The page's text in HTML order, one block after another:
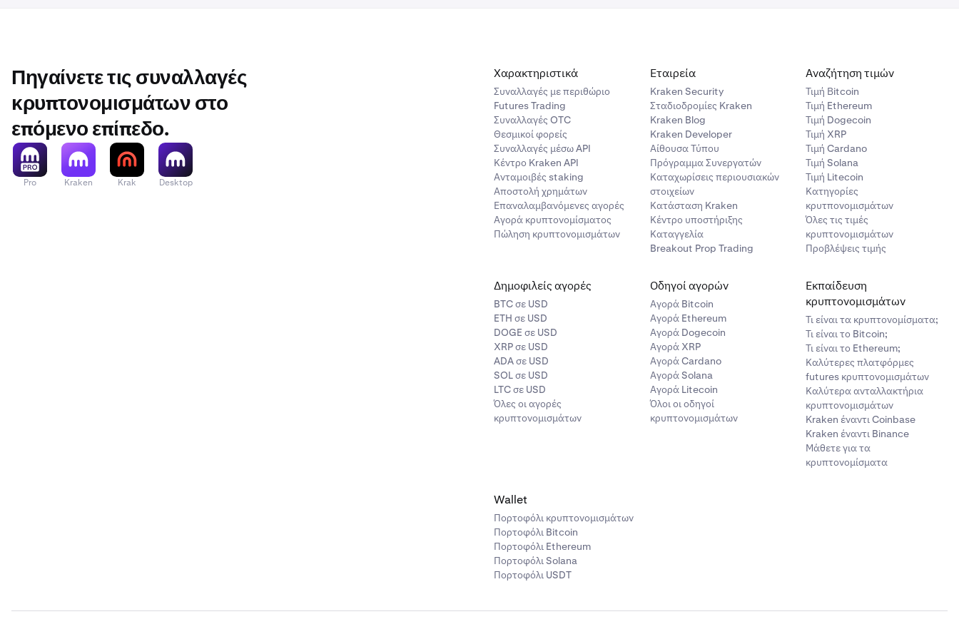
Πηγαίνετε τις συναλλαγές
κρυπτονομισμάτων στο
επόμενο επίπεδο.
Pro Kraken Krak Desktop
Χαρακτηριστικά
Συναλλαγές με περιθώριο
Futures Trading
Συναλλαγές OTC
Θεσμικοί φορείς
Συναλλαγές μέσω API
Κέντρο Kraken API
Ανταμοιβές staking
Αποστολή χρημάτων
Επαναλαμβανόμενες αγορές
Αγορά κρυπτονομίσματος
Πώληση κρυπτονομισμάτων
Εταιρεία
Kraken Security
Σταδιοδρομίες Kraken
Kraken Blog
Kraken Developer
Αίθουσα Τύπου
Πρόγραμμα Συνεργατών
Καταχωρίσεις περιουσιακών
στοιχείων
Κατάσταση Kraken
Κέντρο υποστήριξης
Καταγγελία
Breakout Prop Trading
Αναζήτηση τιμών
Τιμή Βitcoin
Τιμή Ethereum
Τιμή Dogecoin
Τιμή XRP
Τιμή Cardano
Τιμή Solana
Τιμή Litecoin
Κατηγορίες
κρυτπονομισμάτων
Όλες τις τιμές
κρυπτονομισμάτων
Προβλέψεις τιμής
Δημοφιλείς αγορές
BTC σε USD
ETH σε USD
DOGE σε USD
XRP σε USD
ADA σε USD
SOL σε USD
LTC σε USD
Όλες οι αγορές
κρυπτονομισμάτων
Οδηγοί αγορών
Αγορά Bitcoin
Αγορά Ethereum
Αγορά Dogecoin
Αγορά XRP
Αγορά Cardano
Αγορά Solana
Αγορά Litecoin
Όλοι οι οδηγοί
κρυπτονομισμάτων
Εκπαίδευση
κρυπτονομισμάτων
Τι είναι τα κρυπτονομίσματα;
Τι είναι το Bitcoin;
Τι είναι το Ethereum;
Καλύτερες πλατφόρμες
futures κρυπτονομισμάτων
Καλύτερα ανταλλακτήρια
κρυπτονομισμάτων
Kraken έναντι Coinbase
Kraken έναντι Binance
Μάθετε για τα
κρυπτονομίσματα
Wallet
Πορτοφόλι κρυπτονομισμάτων
Πορτοφόλι Bitcoin
Πορτοφόλι Ethereum
Πορτοφόλι Solana
Πορτοφόλι USDT